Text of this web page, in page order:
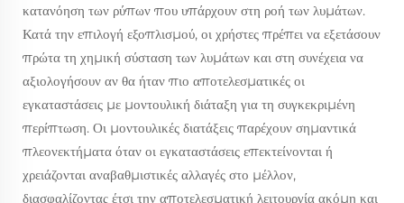
κατανόηση των ρύπων που υπάρχουν στη ροή των λυμάτων.
Κατά την επιλογή εξοπλισμού, οι χρήστες πρέπει να εξετάσουν
πρώτα τη χημική σύσταση των λυμάτων και στη συνέχεια να
αξιολογήσουν αν θα ήταν πιο αποτελεσματικές οι
εγκαταστάσεις με μοντουλική διάταξη για τη συγκεκριμένη
περίπτωση. Οι μοντουλικές διατάξεις παρέχουν σημαντικά
πλεονεκτήματα όταν οι εγκαταστάσεις επεκτείνονται ή
χρειάζονται αναβαθμιστικές αλλαγές στο μέλλον,
διασφαλίζοντας έτσι την αποτελεσματική λειτουργία ακόμη και